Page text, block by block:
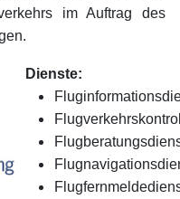
im Auftrag des
Dienste: